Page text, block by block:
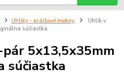
Uhlíky - práčkové motory
Uhlík v
súčiastka
5x13,5x35mm
súčiastka